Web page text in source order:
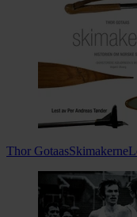
Thor GotaasSkimakerne